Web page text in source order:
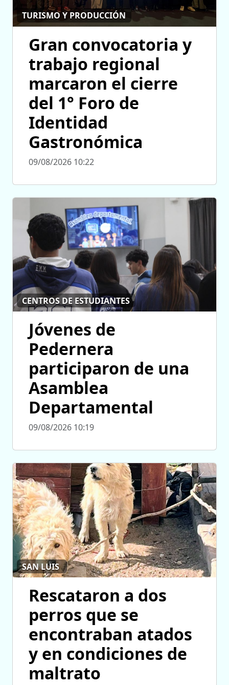
TURISMO Y PRODUCCIÓN
Gran convocatoria y
trabajo regional
marcaron el cierre
del 1° Foro de
Identidad
Gastronómica
09/08/2026 10:22
CENTROS DE ESTUDIANTES
Jóvenes de
Pedernera
participaron de una
Asamblea
Departamental
09/08/2026 10:19
SAN LUIS
Rescataron a dos
perros que se
encontraban atados
y en condiciones de
maltrato